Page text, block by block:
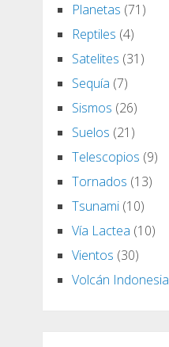
Planetas (71)
Reptiles (4)
Satelites (31)
Sequía (7)
Sismos (26)
Suelos (21)
Telescopios (9)
Tornados (13)
Tsunami(10)
Vía Lactea (10)
Vientos (30)
Volcán Indonesia